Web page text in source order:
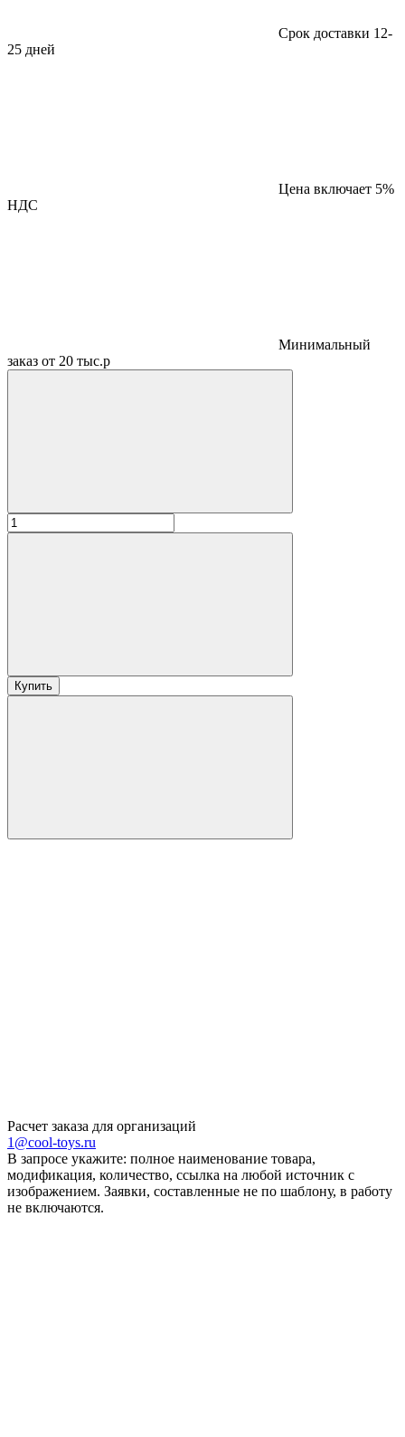
Срок доставки 12-
25 дней
Цена включает 5%
НДС
Минимальный
заказ от 20 тыс.р
Купить
Расчет заказа для организаций
1@cool-toys.ru
В запросе укажите: полное наименование товара,
модификация, количество, ссылка на любой источник с
изображением. Заявки, составленные не по шаблону, в работу
не включаются.